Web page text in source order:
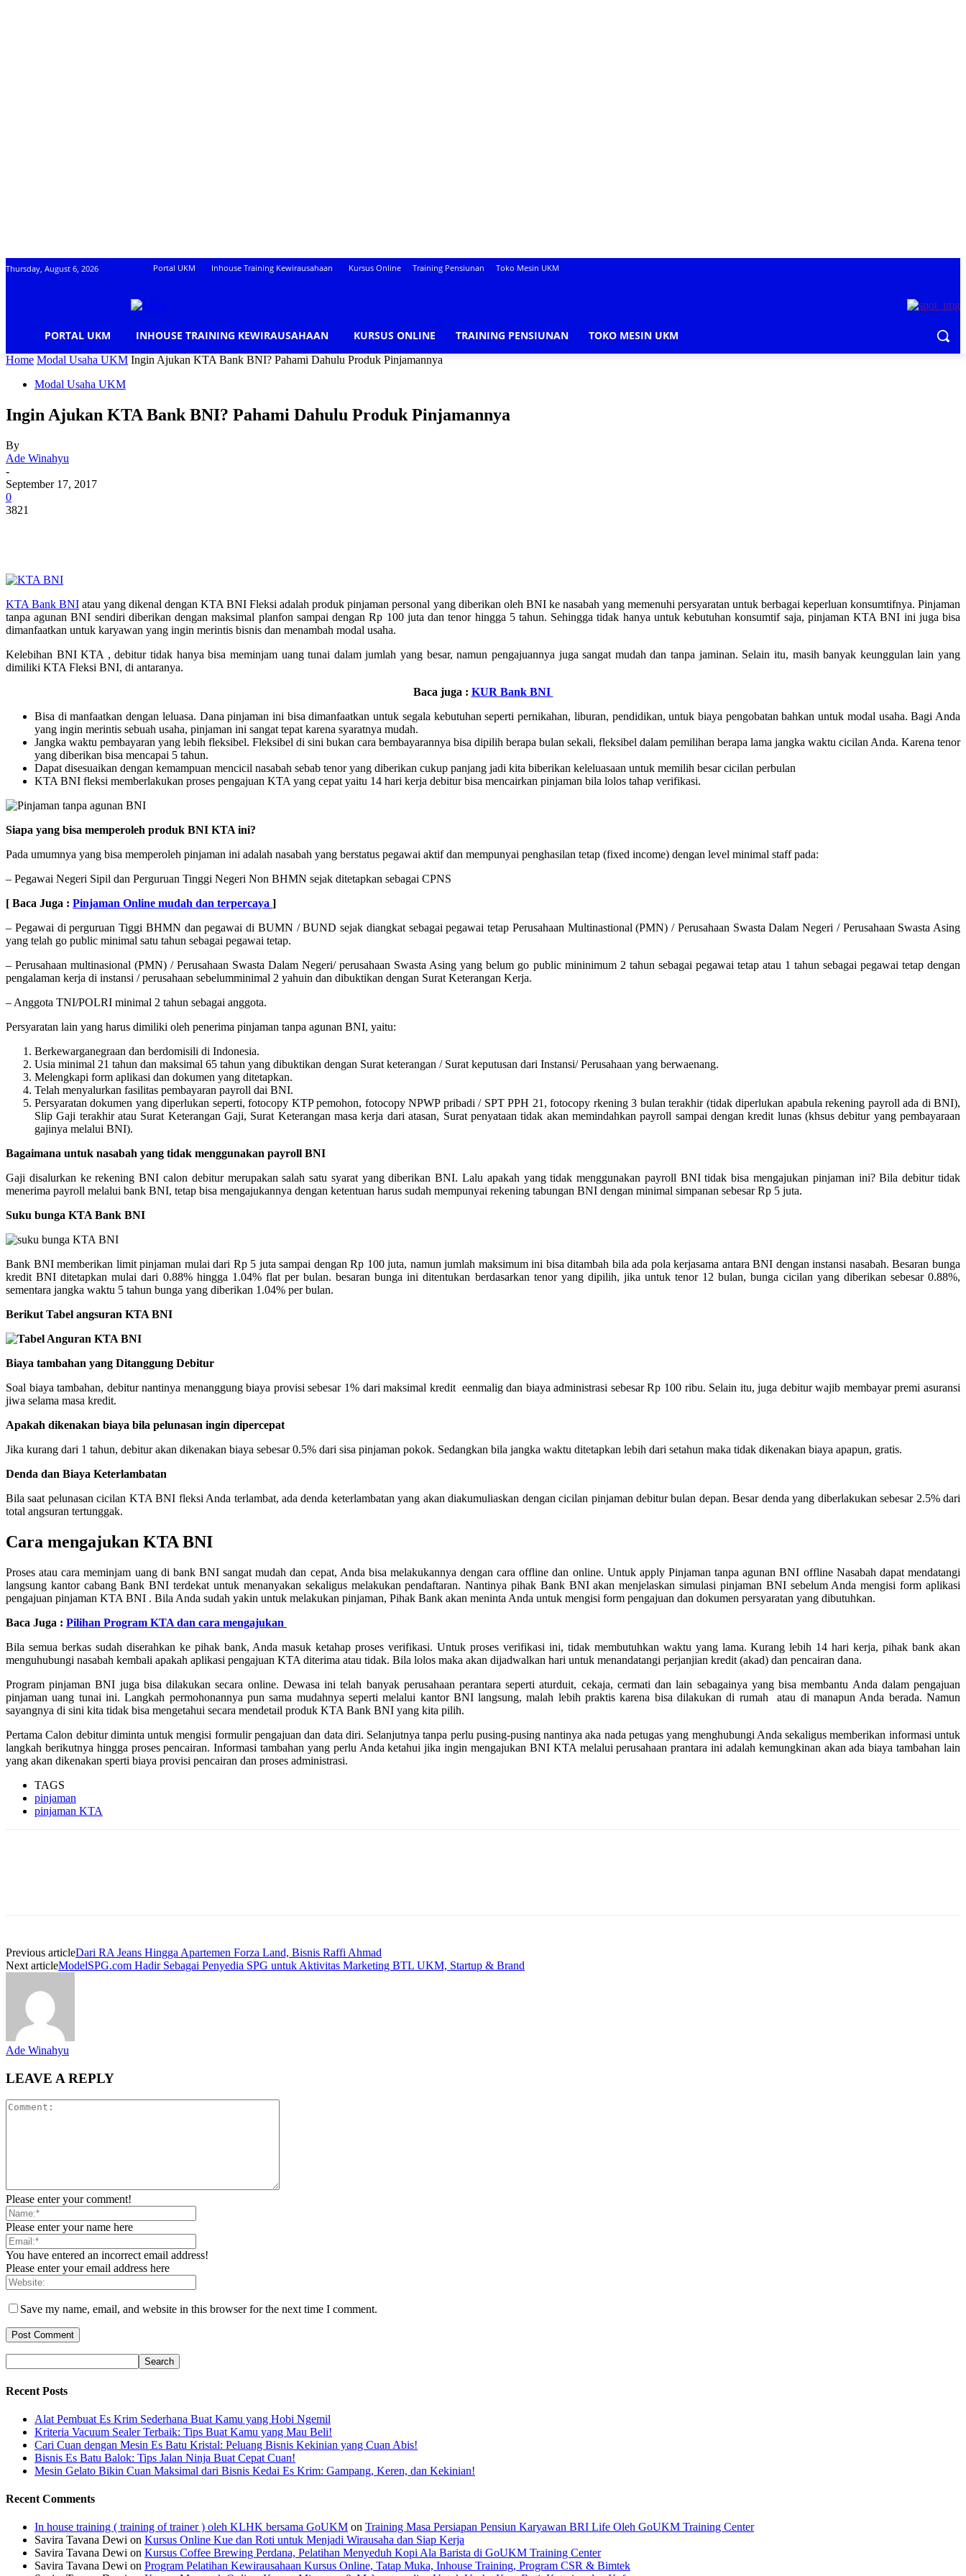
Thursday, August 6, 2026 Portal UKM Inhouse Training Kewirausahaan Kursus Online Training Pensiunan Toko Mesin UKM
PORTAL UKM INHOUSE TRAINING KEWIRAUSAHAAN KURSUS ONLINE TRAINING PENSIUNAN TOKO MESIN UKM
Home Modal Usaha UKM Ingin Ajukan KTA Bank BNI? Pahami Dahulu Produk Pinjamannya
Modal Usaha UKM
Ingin Ajukan KTA Bank BNI? Pahami Dahulu Produk Pinjamannya
By
Ade Winahyu
-
September 17, 2017
0
3821
KTA Bank BNI atau yang dikenal dengan KTA BNI Fleksi adalah produk pinjaman personal yang diberikan oleh BNI ke nasabah yang memenuhi persyaratan untuk berbagai keperluan konsumtifnya. Pinjaman
tanpa agunan BNI sendiri diberikan dengan maksimal planfon sampai dengan Rp 100 juta dan tenor hingga 5 tahun. Sehingga tidak hanya untuk kebutuhan konsumtif saja, pinjaman KTA BNI ini juga bisa
dimanfaatkan untuk karyawan yang ingin merintis bisnis dan menambah modal usaha.
Kelebihan BNI KTA , debitur tidak hanya bisa meminjam uang tunai dalam jumlah yang besar, namun pengajuannya juga sangat mudah dan tanpa jaminan. Selain itu, masih banyak keunggulan lain yang
dimiliki KTA Fleksi BNI, di antaranya.
Baca juga : KUR Bank BNI
Bisa di manfaatkan dengan leluasa. Dana pinjaman ini bisa dimanfaatkan untuk segala kebutuhan seperti pernikahan, liburan, pendidikan, untuk biaya pengobatan bahkan untuk modal usaha. Bagi Anda
yang ingin merintis sebuah usaha, pinjaman ini sangat tepat karena syaratnya mudah.
Jangka waktu pembayaran yang lebih fleksibel. Fleksibel di sini bukan cara bembayarannya bisa dipilih berapa bulan sekali, fleksibel dalam pemilihan berapa lama jangka waktu cicilan Anda. Karena tenor
yang diberikan bisa mencapai 5 tahun.
Dapat disesuaikan dengan kemampuan mencicil nasabah sebab tenor yang diberikan cukup panjang jadi kita biberikan keleluasaan untuk memilih besar cicilan perbulan
KTA BNI fleksi memberlakukan proses pengajuan KTA yang cepat yaitu 14 hari kerja debitur bisa mencairkan pinjaman bila lolos tahap verifikasi.
Siapa yang bisa memperoleh produk BNI KTA ini?
Pada umumnya yang bisa memperoleh pinjaman ini adalah nasabah yang berstatus pegawai aktif dan mempunyai penghasilan tetap (fixed income) dengan level minimal staff pada:
– Pegawai Negeri Sipil dan Perguruan Tinggi Negeri Non BHMN sejak ditetapkan sebagai CPNS
[ Baca Juga : Pinjaman Online mudah dan terpercaya ]
– Pegawai di perguruan Tiggi BHMN dan pegawai di BUMN / BUND sejak diangkat sebagai pegawai tetap Perusahaan Multinastional (PMN) / Perusahaan Swasta Dalam Negeri / Perusahaan Swasta Asing
yang telah go public minimal satu tahun sebagai pegawai tetap.
– Perusahaan multinasional (PMN) / Perusahaan Swasta Dalam Negeri/ perusahaan Swasta Asing yang belum go public mininimum 2 tahun sebagai pegawai tetap atau 1 tahun sebagai pegawai tetap dengan
pengalaman kerja di instansi / perusahaan sebelumminimal 2 yahuin dan dibuktikan dengan Surat Keterangan Kerja.
– Anggota TNI/POLRI minimal 2 tahun sebagai anggota.
Persyaratan lain yang harus dimiliki oleh penerima pinjaman tanpa agunan BNI, yaitu:
Berkewarganegraan dan berdomisili di Indonesia.
Usia minimal 21 tahun dan maksimal 65 tahun yang dibuktikan dengan Surat keterangan / Surat keputusan dari Instansi/ Perusahaan yang berwaenang.
Melengkapi form aplikasi dan dokumen yang ditetapkan.
Telah menyalurkan fasilitas pembayaran payroll dai BNI.
Persyaratan dokumen yang diperlukan seperti, fotocopy KTP pemohon, fotocopy NPWP pribadi / SPT PPH 21, fotocopy rkening 3 bulan terakhir (tidak diperlukan apabula rekening payroll ada di BNI),
Slip Gaji terakhir atau Surat Keterangan Gaji, Surat Keterangan masa kerja dari atasan, Surat penyataan tidak akan memindahkan payroll sampai dengan kredit lunas (khsus debitur yang pembayaraan
gajinya melalui BNI).
Bagaimana untuk nasabah yang tidak menggunakan payroll BNI
Gaji disalurkan ke rekening BNI calon debitur merupakan salah satu syarat yang diberikan BNI. Lalu apakah yang tidak menggunakan payroll BNI tidak bisa mengajukan pinjaman ini? Bila debitur tidak
menerima payroll melalui bank BNI, tetap bisa mengajukannya dengan ketentuan harus sudah mempunyai rekening tabungan BNI dengan minimal simpanan sebesar Rp 5 juta.
Suku bunga KTA Bank BNI
Bank BNI memberikan limit pinjaman mulai dari Rp 5 juta sampai dengan Rp 100 juta, namun jumlah maksimum ini bisa ditambah bila ada pola kerjasama antara BNI dengan instansi nasabah. Besaran bunga
kredit BNI ditetapkan mulai dari 0.88% hingga 1.04% flat per bulan. besaran bunga ini ditentukan berdasarkan tenor yang dipilih, jika untuk tenor 12 bulan, bunga cicilan yang diberikan sebesar 0.88%,
sementara jangka waktu 5 tahun bunga yang diberikan 1.04% per bulan.
Berikut Tabel angsuran KTA BNI
Biaya tambahan yang Ditanggung Debitur
Soal biaya tambahan, debitur nantinya menanggung biaya provisi sebesar 1% dari maksimal kredit eenmalig dan biaya administrasi sebesar Rp 100 ribu. Selain itu, juga debitur wajib membayar premi asuransi
jiwa selama masa kredit.
Apakah dikenakan biaya bila pelunasan ingin dipercepat
Jika kurang dari 1 tahun, debitur akan dikenakan biaya sebesar 0.5% dari sisa pinjaman pokok. Sedangkan bila jangka waktu ditetapkan lebih dari setahun maka tidak dikenakan biaya apapun, gratis.
Denda dan Biaya Keterlambatan
Bila saat pelunasan cicilan KTA BNI fleksi Anda terlambat, ada denda keterlambatan yang akan diakumuliaskan dengan cicilan pinjaman debitur bulan depan. Besar denda yang diberlakukan sebesar 2.5% dari
total angsuran tertunggak.
Cara mengajukan KTA BNI
Proses atau cara meminjam uang di bank BNI sangat mudah dan cepat, Anda bisa melakukannya dengan cara offline dan online. Untuk apply Pinjaman tanpa agunan BNI offline Nasabah dapat mendatangi
langsung kantor cabang Bank BNI terdekat untuk menanyakan sekaligus melakukan pendaftaran. Nantinya pihak Bank BNI akan menjelaskan simulasi pinjaman BNI sebelum Anda mengisi form aplikasi
pengajuan pinjaman KTA BNI . Bila Anda sudah yakin untuk melakukan pinjaman, Pihak Bank akan meninta Anda untuk mengisi form pengajuan dan dokumen persyaratan yang dibutuhkan.
Baca Juga : Pilihan Program KTA dan cara mengajukan
Bila semua berkas sudah diserahkan ke pihak bank, Anda masuk ketahap proses verifikasi. Untuk proses verifikasi ini, tidak membutuhkan waktu yang lama. Kurang lebih 14 hari kerja, pihak bank akan
menguhubungi nasabah kembali apakah aplikasi pengajuan KTA diterima atau tidak. Bila lolos maka akan dijadwalkan hari untuk menandatangi perjanjian kredit (akad) dan pencairan dana.
Program pinjaman BNI juga bisa dilakukan secara online. Dewasa ini telah banyak perusahaan perantara seperti aturduit, cekaja, cermati dan lain sebagainya yang bisa membantu Anda dalam pengajuan
pinjaman uang tunai ini. Langkah permohonannya pun sama mudahnya seperti melalui kantor BNI langsung, malah lebih praktis karena bisa dilakukan di rumah atau di manapun Anda berada. Namun
sayangnya di sini kita tidak bisa mengetahui secara mendetail produk KTA Bank BNI yang kita pilih.
Pertama Calon debitur diminta untuk mengisi formulir pengajuan dan data diri. Selanjutnya tanpa perlu pusing-pusing nantinya aka nada petugas yang menghubungi Anda sekaligus memberikan informasi untuk
langkah berikutnya hingga proses pencairan. Informasi tambahan yang perlu Anda ketahui jika ingin mengajukan BNI KTA melalui perusahaan prantara ini adalah kemungkinan akan ada biaya tambahan lain
yang akan dikenakan sperti biaya provisi pencairan dan proses administrasi.
TAGS
pinjaman
pinjaman KTA
Previous articleDari RA Jeans Hingga Apartemen Forza Land, Bisnis Raffi Ahmad
Next articleModelSPG.com Hadir Sebagai Penyedia SPG untuk Aktivitas Marketing BTL UKM, Startup & Brand
Ade Winahyu
LEAVE A REPLY
Please enter your comment!
Please enter your name here
You have entered an incorrect email address!
Please enter your email address here
Save my name, email, and website in this browser for the next time I comment.
Recent Posts
Alat Pembuat Es Krim Sederhana Buat Kamu yang Hobi Ngemil
Kriteria Vacuum Sealer Terbaik: Tips Buat Kamu yang Mau Beli!
Cari Cuan dengan Mesin Es Batu Kristal: Peluang Bisnis Kekinian yang Cuan Abis!
Bisnis Es Batu Balok: Tips Jalan Ninja Buat Cepat Cuan!
Mesin Gelato Bikin Cuan Maksimal dari Bisnis Kedai Es Krim: Gampang, Keren, dan Kekinian!
Recent Comments
In house training ( training of trainer ) oleh KLHK bersama GoUKM on Training Masa Persiapan Pensiun Karyawan BRI Life Oleh GoUKM Training Center
Savira Tavana Dewi on Kursus Online Kue dan Roti untuk Menjadi Wirausaha dan Siap Kerja
Savira Tavana Dewi on Kursus Coffee Brewing Perdana, Pelatihan Menyeduh Kopi Ala Barista di GoUKM Training Center
Savira Tavana Dewi on Program Pelatihan Kewirausahaan Kursus Online, Tatap Muka, Inhouse Training, Program CSR & Bimtek